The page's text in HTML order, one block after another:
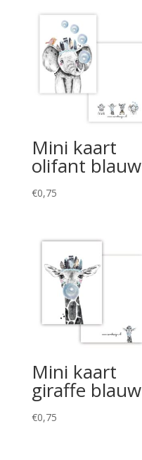
Mini kaart
olifant blauw
€0,75
Mini kaart
giraffe blauw
€0,75